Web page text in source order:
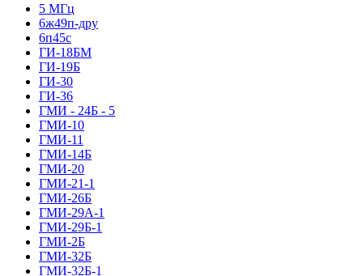
5 МГц
6ж49п-дру
6п45с
ГИ-18БМ
ГИ-19Б
ГИ-30
ГИ-36
ГМИ - 24Б - 5
ГМИ-10
ГМИ-11
ГМИ-14Б
ГМИ-20
ГМИ-21-1
ГМИ-26Б
ГМИ-29А-1
ГМИ-29Б-1
ГМИ-2Б
ГМИ-32Б
ГМИ-32Б-1